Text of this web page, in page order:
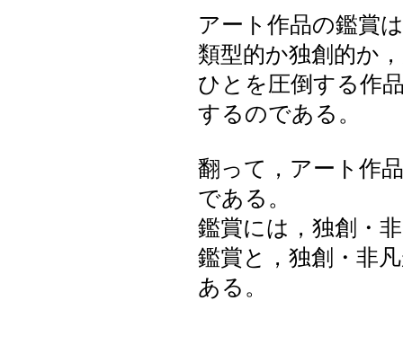
アート作品の鑑賞
類型的か独創的か
ひとを圧倒する作
するのである。
翻って，アート作
である。
鑑賞には，独創・
鑑賞と，独創・非
ある。